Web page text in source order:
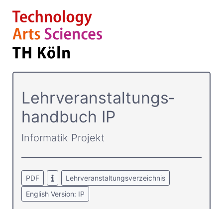
Lehrver­anstaltungs­
handbuch IP
Informatik Projekt
PDF
Lehrveranstaltungsverzeichnis
English Version: IP